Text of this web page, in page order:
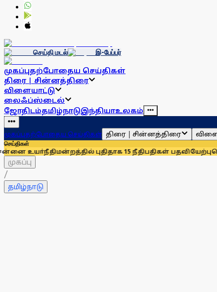
செய்தி மடல் இ-பேப்பர்
முகப்புதற்போதைய செய்திகள்
திரை | சின்னத்திரை
விளையாட்டு
லைஃப்ஸ்டைல்
ஜோதிடம்தமிழ்நாடுஇந்தியாஉலகம்
முகப்புதற்போதைய செய்திகள் திரை | சின்னத்திரை
செய்திகள்
புதிதாக 15 நீதிபதிகள் பதவியேற்பு
முகப்பு
/
தமிழ்நாடு